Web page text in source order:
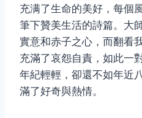
充满了生命的美好，每個
筆下贊美生活的詩篇。大
實意和赤子之心，而翻看
充滿了哀怨自責，如此一
年紀輕輕，卻還不如年近
滿了好奇與熱情。